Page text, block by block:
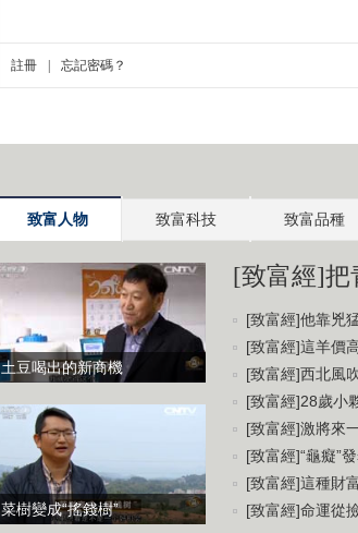
致富人物 致富科技 致富品種
土豆喝出的新商機
菜樹變成“搖錢樹”
[致富經]把
[致富經]他靠兇
[致富經]這羊價
[致富經]西北風
[致富經]28歲小
[致富經]激將來
[致富經]“龜癡”
[致富經]這種財
[致富經]命運從